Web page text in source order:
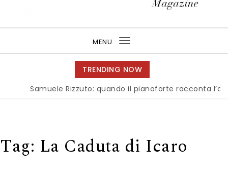
MENU
Toggle
navigation
TRENDING NOW
Samuele Rizzuto: quando il pianoforte racconta l’anima
Tag: La Caduta di Icaro